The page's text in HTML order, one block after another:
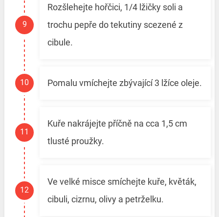
Rozšlehejte hořčici, 1/4 lžičky soli a
trochu pepře do tekutiny scezené z
cibule.
Pomalu vmíchejte zbývající 3 lžíce oleje.
Kuře nakrájejte příčně na cca 1,5 cm
tlusté proužky.
Ve velké misce smíchejte kuře, květák,
cibuli, cizrnu, olivy a petrželku.